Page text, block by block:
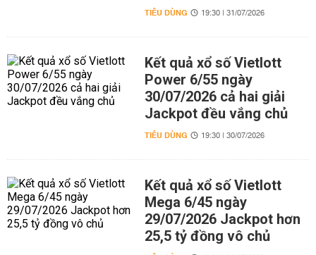
TIÊU DÙNG 19:30 | 31/07/2026
Kết quả xổ số Vietlott
Power 6/55 ngày
30/07/2026 cả hai giải
Jackpot đều vắng chủ
TIÊU DÙNG 19:30 | 30/07/2026
Kết quả xổ số Vietlott
Mega 6/45 ngày
29/07/2026 Jackpot hơn
25,5 tỷ đồng vô chủ